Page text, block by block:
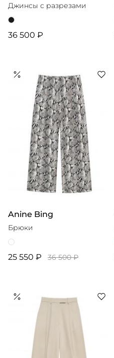
Джинсы c разрезами
36 500 ₽
Anine Bing
Брюки
25 550 ₽ 36 500 ₽